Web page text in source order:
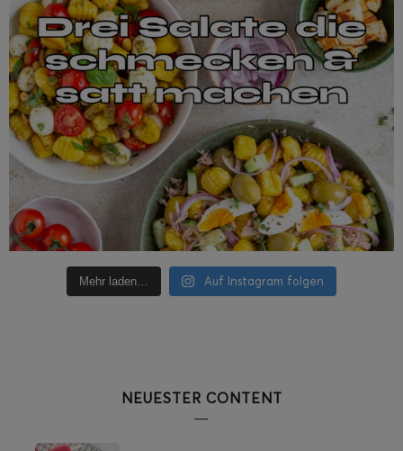
Mehr laden… Auf Instagram folgen
NEUESTER CONTENT